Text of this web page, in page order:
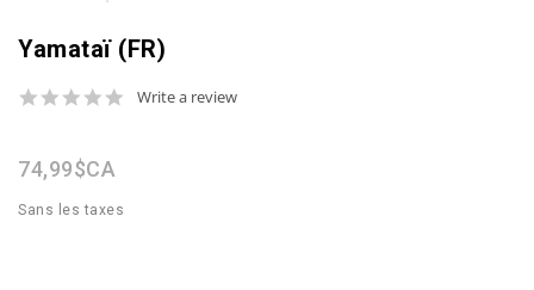
Yamataï (FR)
0.0
Write a review
74,99$CA
Sans les taxes